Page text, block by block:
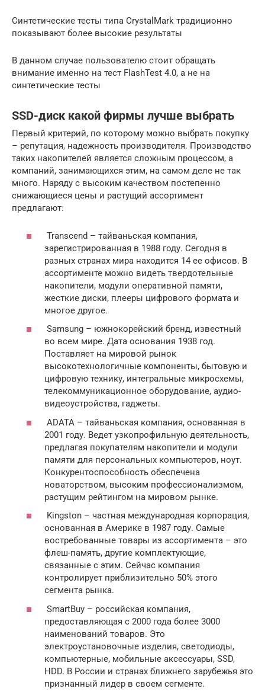
Синтетические тесты типа CrystalMark традиционно
показывают более высокие результаты
В данном случае пользователю стоит обращать
внимание именно на тест FlashTest 4.0, а не на
синтетические тесты
SSD-диск какой фирмы лучше выбрать
Первый критерий, по которому можно выбрать покупку
– репутация, надежность производителя. Производство
таких накопителей является сложным процессом, а
компаний, занимающихся этим, на самом деле не так
много. Наряду с высоким качеством постепенно
снижающиеся цены и растущий ассортимент
предлагают:
Transcend – тайваньская компания,
зарегистрированная в 1988 году. Сегодня в
разных странах мира находится 14 ее офисов. В
ассортименте можно видеть твердотельные
накопители, модули оперативной памяти,
жесткие диски, плееры цифрового формата и
многое другое.
Samsung – южнокорейский бренд, известный
во всем мире. Дата основания 1938 год.
Поставляет на мировой рынок
высокотехнологичные компоненты, бытовую и
цифровую технику, интегральные микросхемы,
телекоммуникационное оборудование, аудио-
видеоустройства, гаджеты.
ADATA – тайваньская компания, основанная в
2001 году. Ведет узкопрофильную деятельность,
предлагая покупателям накопители и модули
памяти для персональных компьютеров, ноут.
Конкурентоспособность обеспечена
новаторством, высоким профессионализмом,
растущим рейтингом на мировом рынке.
Kingston – частная международная корпорация,
основанная в Америке в 1987 году. Самые
востребованные товары из ассортимента – это
флеш-память, другие комплектующие,
связанные с этим. Сейчас компания
контролирует приблизительно 50% этого
сегмента рынка.
SmartBuy – российская компания,
предоставляющая с 2000 года более 3000
наименований товаров. Это
электроустановочные изделия, светодиоды,
компьютерные, мобильные аксессуары, SSD,
HDD. В России и странах ближнего зарубежья это
признанный лидер в своем сегменте.